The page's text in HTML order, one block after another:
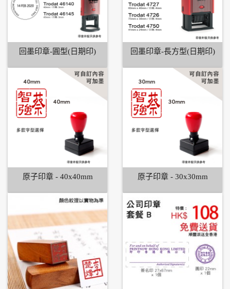
回墨印章-圓型(日期印) 回墨印章-長方型(日期印)
原子印章 - 40x40mm 原子印章 - 30x30mm